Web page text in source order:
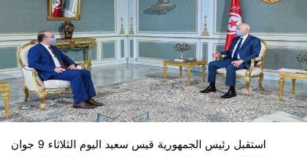
استقبل رئيس الجمهورية قيس سعيد اليوم الثلاثاء 9 جوان